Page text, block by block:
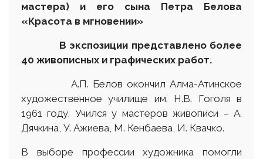
мастера) и его сына Петра Белова
«Красота в мгновении»
В экспозиции представлено более
40 живописных и графических работ.
А.П. Белов окончил Алма-Атинское
художественное училище им. Н.В. Гоголя в
1961 году. Учился у мастеров живописи – А.
Дячкина, У. Ажиева, М. Кенбаева, И. Квачко.
В выборе профессии художника помогли